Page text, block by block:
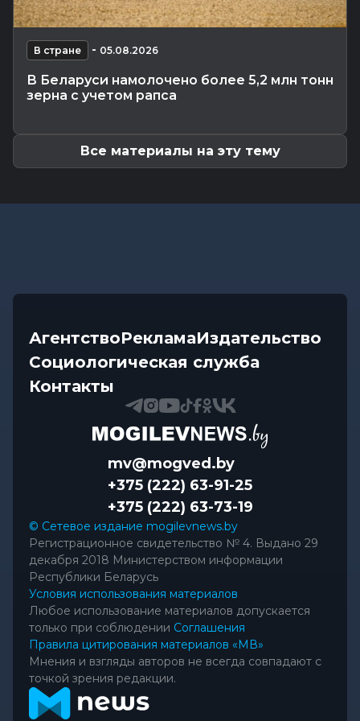
снова жарко и без осадков
Поздравление с Днем строителя
Калейдоскоп - 09.08.2026 06:30
Что приготовили звезды на 10 августа? Полный
В стране - 05.08.2026
В Беларуси намолочено более 5,2 млн тонн
зерна с учетом рапса
Все материалы на эту тему
АгентствоРекламаИздательство
Социологическая служба
Контакты
mv@mogved.by
+375 (222) 63-91-25
+375 (222) 63-73-19
© Сетевое издание mogilevnews.by
Регистрационное свидетельство № 4. Выдано 29
декабря 2018 Министерством информации
Республики Беларусь
Условия использования материалов
Любое использование материалов допускается
только при соблюдении Соглашения
Правила цитирования материалов «МВ»
Мнения и взгляды авторов не всегда совпадают с
точкой зрения редакции.